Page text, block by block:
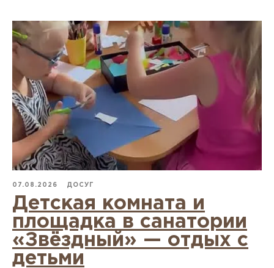
07.08.2026 ДОСУГ
Детская комната и
площадка в санатории
«Звёздный» — отдых с
детьми